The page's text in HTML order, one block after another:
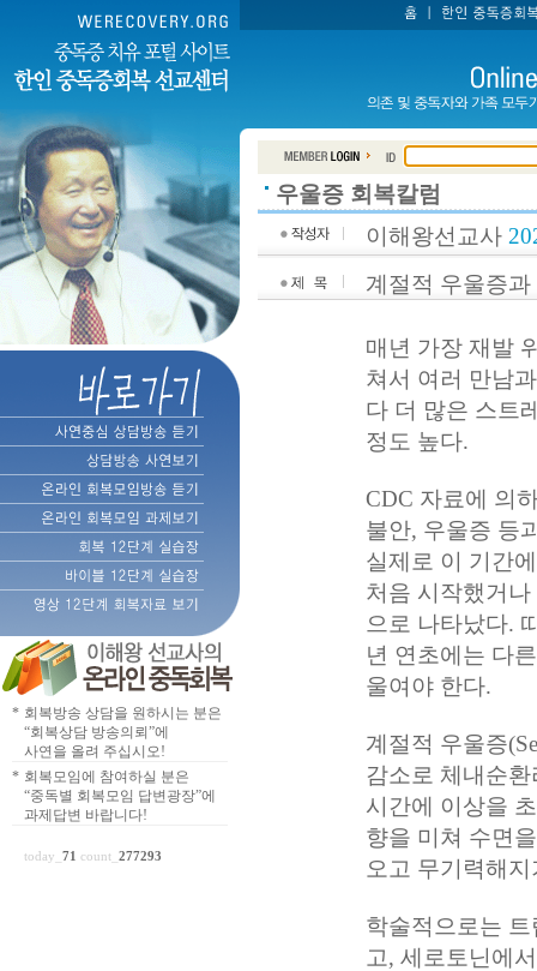
* 회복방송 상담을 원하시는 분은
“회복상담 방송의뢰”에
사연을 올려 주십시오!
* 회복모임에 참여하실 분은
“중독별 회복모임 답변광장”에
과제답변 바랍니다!
today_ 71 count_ 277293
우울증 회복칼럼
이해왕선교사
계절적 우울증
매년 가장 재발
쳐서 여러 만남
다 더 많은 스트
정도 높다.
CDC 자료에 의
불안, 우울증 등
실제로 이 기간
처음 시작했거
으로 나타났다.
년 연초에는 다
울여야 한다.
계절적 우울증
감소로 체내순환
시간에 이상을
향을 미쳐 수면
오고 무기력해
학술적으로는 트
고, 세로토닌에